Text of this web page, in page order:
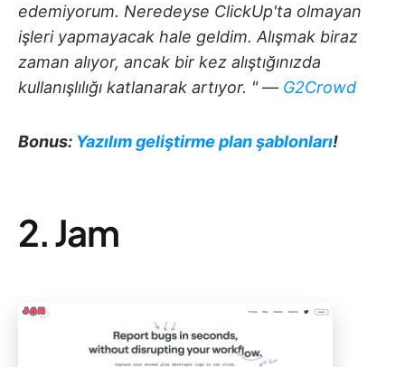
edemiyorum. Neredeyse ClickUp'ta olmayan
işleri yapmayacak hale geldim. Alışmak biraz
zaman alıyor, ancak bir kez alıştığınızda
kullanışlılığı katlanarak artıyor. " — G2Crowd
Bonus: Yazılım geliştirme plan şablonları!
2. Jam